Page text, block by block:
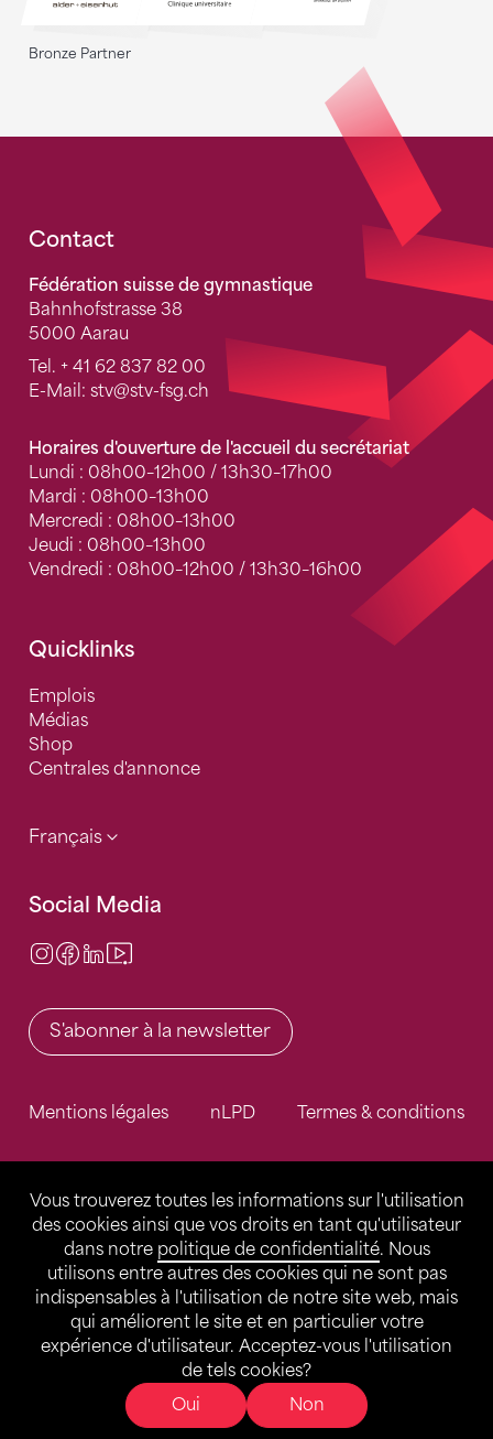
Vous trouverez toutes les informations sur l'utilisation
des cookies ainsi que vos droits en tant qu'utilisateur
dans notre politique de confidentialité. Nous
utilisons entre autres des cookies qui ne sont pas
indispensables à l'utilisation de notre site web, mais
qui améliorent le site et en particulier votre
expérience d'utilisateur. Acceptez-vous l'utilisation
de tels cookies?
Oui
Non
Bronze Partner
Fusszeile
Contact
Fédération suisse de gymnastique
Bahnhofstrasse 38
5000 Aarau
Tel. + 41 62 837 82 00
E-Mail: stv@stv-fsg.ch
Horaires d'ouverture de l'accueil du secrétariat
Lundi : 08h00–12h00 / 13h30–17h00
Mardi : 08h00–13h00
Mercredi : 08h00–13h00
Jeudi : 08h00–13h00
Vendredi : 08h00–12h00 / 13h30–16h00
Quicklinks
Emplois
Médias
Shop
Centrales d'annonce
Français
Social Media
Instagram
Facebook
LinkedIn
S'abonner à la newsletter
Mentions légales nLPD Termes & conditions